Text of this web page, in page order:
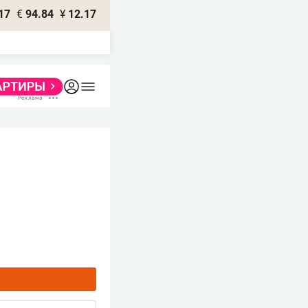
€ 94.84 ¥ 12.17